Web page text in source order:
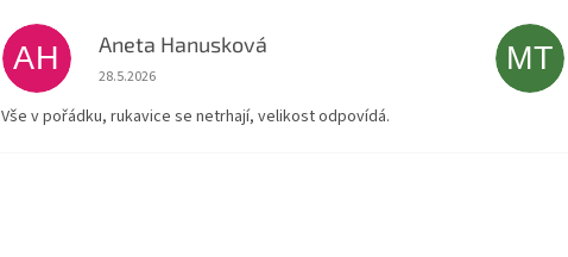
AH Aneta Hanusková
Hodnocení obchodu je 5 z 5 hvězdiček.
28.5.2026
Vše v pořádku, rukavice se netrhají, velikost odpovídá.
MT